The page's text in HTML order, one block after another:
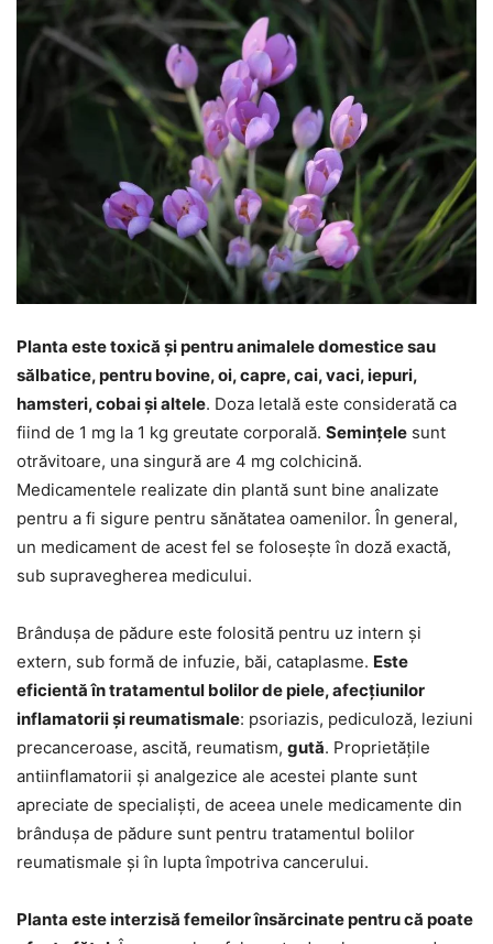
Planta este toxică și pentru animalele domestice sau
sălbatice, pentru bovine, oi, capre, cai, vaci, iepuri,
hamsteri, cobai și altele. Doza letală este considerată ca
fiind de 1 mg la 1 kg greutate corporală. Semințele sunt
otrăvitoare, una singură are 4 mg colchicină.
Medicamentele realizate din plantă sunt bine analizate
pentru a fi sigure pentru sănătatea oamenilor. În general,
un medicament de acest fel se folosește în doză exactă,
sub supravegherea medicului.
Brândușa de pădure este folosită pentru uz intern și
extern, sub formă de infuzie, băi, cataplasme. Este
eficientă în tratamentul bolilor de piele, afecțiunilor
inflamatorii și reumatismale: psoriazis, pediculoză, leziuni
precanceroase, ascită, reumatism, gută. Proprietățile
antiinflamatorii și analgezice ale acestei plante sunt
apreciate de specialiști, de aceea unele medicamente din
brândușa de pădure sunt pentru tratamentul bolilor
reumatismale și în lupta împotriva cancerului.
Planta este interzisă femeilor însărcinate pentru că poate